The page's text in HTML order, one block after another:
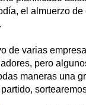
el almuerzo
de varias
pero
maneras una